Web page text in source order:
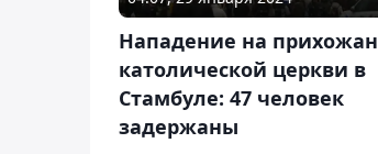
Нападение на прихожан
католической церкви в
Стамбуле: 47 человек
задержаны